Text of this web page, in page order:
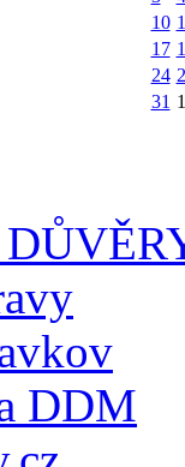
10
17
24
31 1
DDM